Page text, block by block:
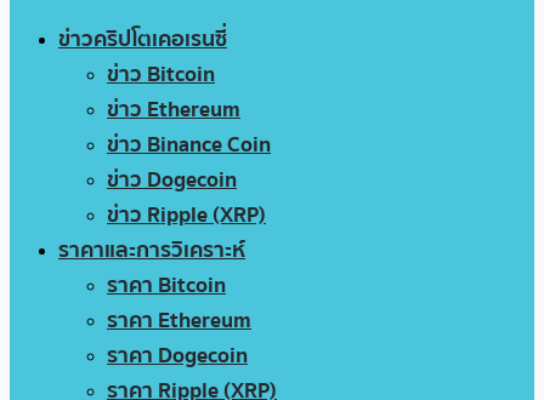
ข่าวคริปโตเคอเรนซี่
ข่าว Bitcoin
ข่าว Ethereum
ข่าว Binance Coin
ข่าว Dogecoin
ข่าว Ripple (XRP)
ราคาและการวิเคราะห์
ราคา Bitcoin
ราคา Ethereum
ราคา Dogecoin
ราคา Ripple (XRP)